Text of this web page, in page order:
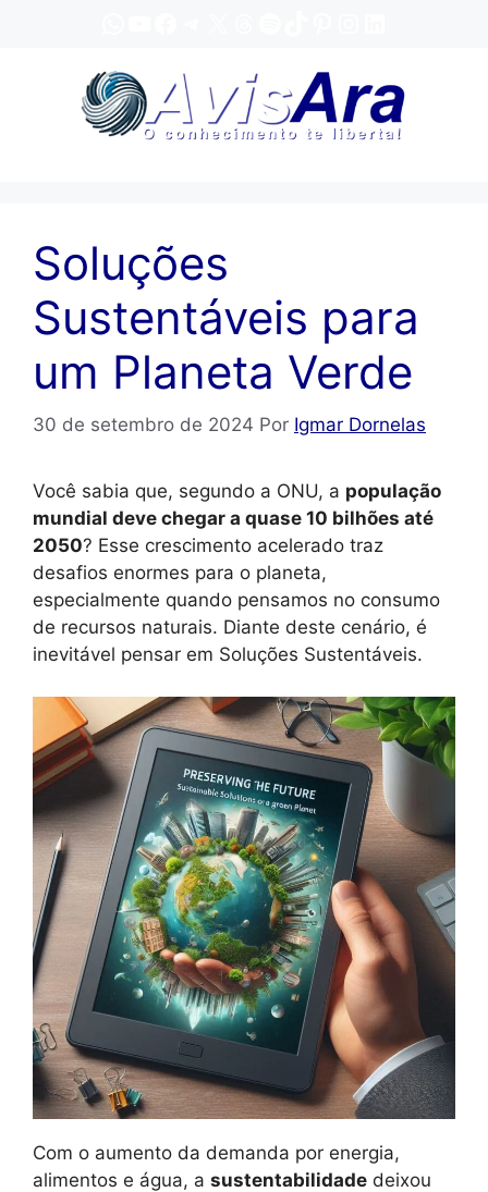
Soluções
Sustentáveis para
um Planeta Verde
30 de setembro de 2024 Por Igmar Dornelas
Você sabia que, segundo a ONU, a população
mundial deve chegar a quase 10 bilhões até
2050? Esse crescimento acelerado traz
desafios enormes para o planeta,
especialmente quando pensamos no consumo
de recursos naturais. Diante deste cenário, é
inevitável pensar em Soluções Sustentáveis.
Com o aumento da demanda por energia,
alimentos e água, a sustentabilidade deixou